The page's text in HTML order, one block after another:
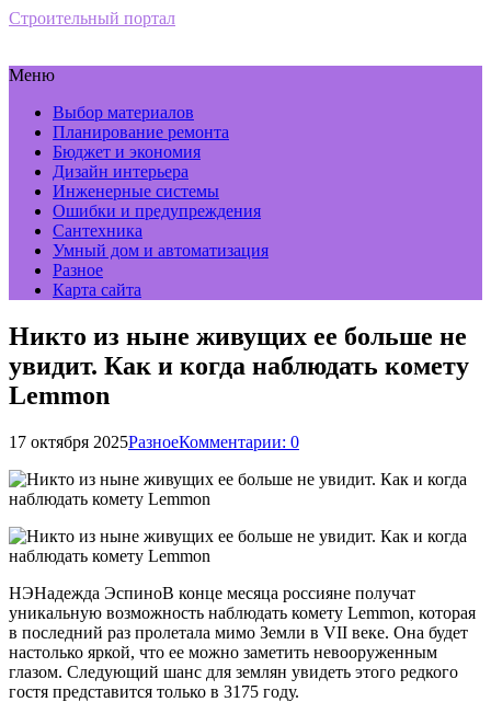
Строительный портал
Меню
Выбор материалов
Планирование ремонта
Бюджет и экономия
Дизайн интерьера
Инженерные системы
Ошибки и предупреждения
Сантехника
Умный дом и автоматизация
Разное
Карта сайта
Никто из ныне живущих ее больше не
увидит. Как и когда наблюдать комету
Lemmon
17 октября 2025РазноеКомментарии: 0
НЭНадежда ЭспиноВ конце месяца россияне получат
уникальную возможность наблюдать комету Lemmon, которая
в последний раз пролетала мимо Земли в VII веке. Она будет
настолько яркой, что ее можно заметить невооруженным
глазом. Следующий шанс для землян увидеть этого редкого
гостя представится только в 3175 году.